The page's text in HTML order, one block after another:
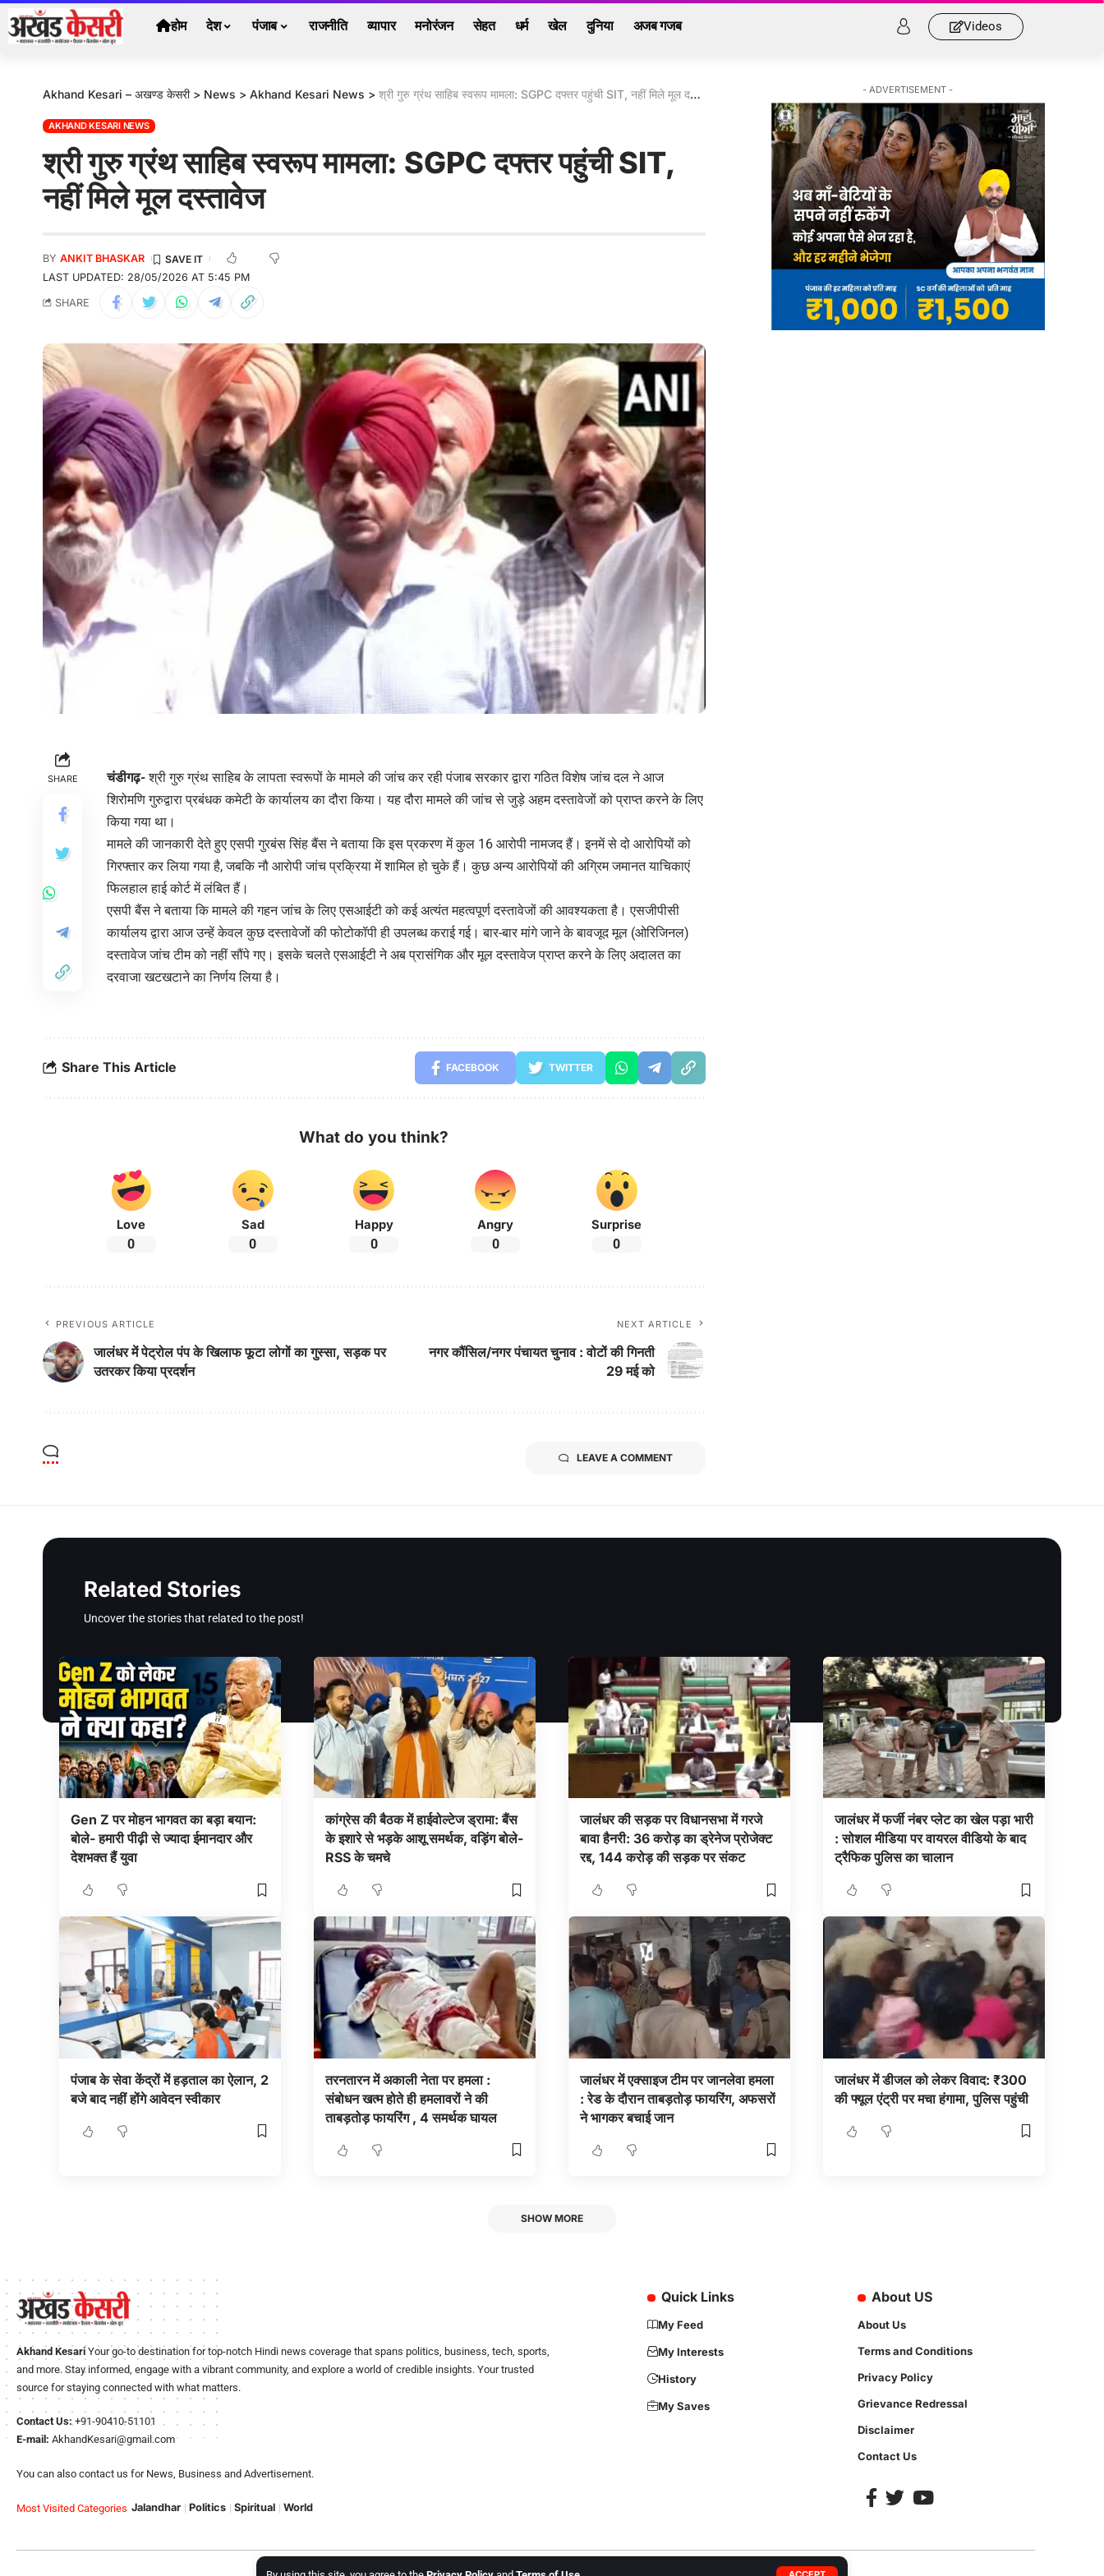
होम देश पंजाब राजनीति व्यापार मनोरंजन सेहत धर्म खेल दुनिया अजब गजब Videos
Akhand Kesari – अखण्ड केसरी> News > Akhand Kesari News > श्री गुरु ग्रंथ साहिब स्वरूप मामला: SGPC दफ्तर पहुंची SIT, नहीं मिले मूल दस्तावेज
AKHAND KESARI NEWS
श्री गुरु ग्रंथ साहिब स्वरूप मामला: SGPC दफ्तर पहुंची SIT,
नहीं मिले मूल दस्तावेज
LAST UPDATED: 28/05/2026 AT 5:45 PM
BY ANKIT BHASKAR
SHARE
SHARE चंडीगढ़-श्री गुरु ग्रंथ साहिब के लापता स्वरूपों के मामले की जांच कर रही पंजाब सरकार द्वारा गठित विशेष जांच दल ने आज
शिरोमणि गुरुद्वारा प्रबंधक कमेटी के कार्यालय का दौरा किया। यह दौरा मामले की जांच से जुड़े अहम दस्तावेजों को प्राप्त करने के लिए
किया गया था।
मामले की जानकारी देते हुए एसपी गुरबंस सिंह बैंस ने बताया कि इस प्रकरण में कुल 16 आरोपी नामजद हैं। इनमें से दो आरोपियों को
गिरफ्तार कर लिया गया है, जबकि नौ आरोपी जांच प्रक्रिया में शामिल हो चुके हैं। कुछ अन्य आरोपियों की अग्रिम जमानत याचिकाएं
फिलहाल हाई कोर्ट में लंबित हैं।
एसपी बैंस ने बताया कि मामले की गहन जांच के लिए एसआईटी को कई अत्यंत महत्वपूर्ण दस्तावेजों की आवश्यकता है। एसजीपीसी
कार्यालय द्वारा आज उन्हें केवल कुछ दस्तावेजों की फोटोकॉपी ही उपलब्ध कराई गई। बार-बार मांगे जाने के बावजूद मूल (ओरिजिनल)
दस्तावेज जांच टीम को नहीं सौंपे गए। इसके चलते एसआईटी ने अब प्रासंगिक और मूल दस्तावेज प्राप्त करने के लिए अदालत का
दरवाजा खटखटाने का निर्णय लिया है।
Share This Article FACEBOOK TWITTER
What do you think?
Love
0
Sad
0
Happy
0
Angry
0
Surprise
0
PREVIOUS ARTICLE
जालंधर में पेट्रोल पंप के खिलाफ फूटा लोगों का गुस्सा, सड़क पर
उतरकर किया प्रदर्शन
NEXT ARTICLE
नगर कौंसिल/नगर पंचायत चुनाव : वोटों की गिनती
29 मई को
LEAVE A COMMENT
- ADVERTISEMENT -
Related Stories
Uncover the stories that related to the post!
Gen Z पर मोहन भागवत का बड़ा बयान:
बोले- हमारी पीढ़ी से ज्यादा ईमानदार और
देशभक्त हैं युवा
कांग्रेस की बैठक में हाईवोल्टेज ड्रामा: बैंस
के इशारे से भड़के आशू समर्थक, वड़िंग बोले-
RSS के चमचे
जालंधर की सड़क पर विधानसभा में गरजे
बावा हैनरी: 36 करोड़ का ड्रेनेज प्रोजेक्ट
रद्द, 144 करोड़ की सड़क पर संकट
जालंधर में फर्जी नंबर प्लेट का खेल पड़ा भारी
: सोशल मीडिया पर वायरल वीडियो के बाद
ट्रैफिक पुलिस का चालान
पंजाब के सेवा केंद्रों में हड़ताल का ऐलान, 2
बजे बाद नहीं होंगे आवेदन स्वीकार
तरनतारन में अकाली नेता पर हमला :
संबोधन खत्म होते ही हमलावरों ने की
ताबड़तोड़ फायरिंग , 4 समर्थक घायल
जालंधर में एक्साइज टीम पर जानलेवा हमला
: रेड के दौरान ताबड़तोड़ फायरिंग, अफसरों
ने भागकर बचाई जान
जालंधर में डीजल को लेकर विवाद: ₹300
की फ्यूल एंट्री पर मचा हंगामा, पुलिस पहुंची
SHOW MORE
Akhand Kesari Your go-to destination for top-notch Hindi news coverage that spans politics, business, tech, sports,
and more. Stay informed, engage with a vibrant community, and explore a world of credible insights. Your trusted
source for staying connected with what matters.
Contact Us:+91-90410-51101
E-mail: AkhandKesari@gmail.com
You can also contact us for News, Business and Advertisement.
Most Visited Categories Jalandhar Politics Spiritual World
Quick Links
My Feed
My Interests
History
My Saves
About US
About Us
Terms and Conditions
Privacy Policy
Grievance Redressal
Disclaimer
Contact Us